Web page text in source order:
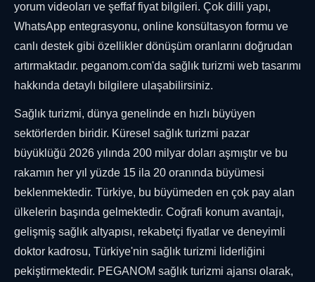
yorum videoları ve şeffaf fiyat bilgileri. Çok dilli yapı,
WhatsApp entegrasyonu, online konsültasyon formu ve
canlı destek gibi özellikler dönüşüm oranlarını doğrudan
artırmaktadır. peganom.com'da sağlık turizmi web tasarımı
hakkında detaylı bilgilere ulaşabilirsiniz.
Sağlık turizmi, dünya genelinde en hızlı büyüyen
sektörlerden biridir. Küresel sağlık turizmi pazar
büyüklüğü 2026 yılında 200 milyar doları aşmıştır ve bu
rakamın her yıl yüzde 15 ila 20 oranında büyümesi
beklenmektedir. Türkiye, bu büyümeden en çok pay alan
ülkelerin başında gelmektedir. Coğrafi konum avantajı,
gelişmiş sağlık altyapısı, rekabetçi fiyatlar ve deneyimli
doktor kadrosu, Türkiye'nin sağlık turizmi liderliğini
pekiştirmektedir. PEGANOM sağlık turizmi ajansı olarak,